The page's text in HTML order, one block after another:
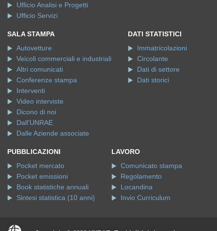
Ufficio Analisi e Progetti
Ufficio Servizi
SALA STAMPA
Autovetture
Veicoli commerciali e industriali
Altri comunicati
Conferenze stampa
Interventi
Video interviste
Dicono di noi
Dall'UNRAE
Dalle Aziende associate
DATI STATISTICI
Immatricolazioni
Circolante
Dati di settore
Dati storici
PUBBLICAZIONI
Pocket mercato
Pocket emissioni
Book statistiche annuali
Sintesi statistica (10 anni)
LAVORO
Comunicato stampa
Regolamento
Locandina
Invio Curriculum